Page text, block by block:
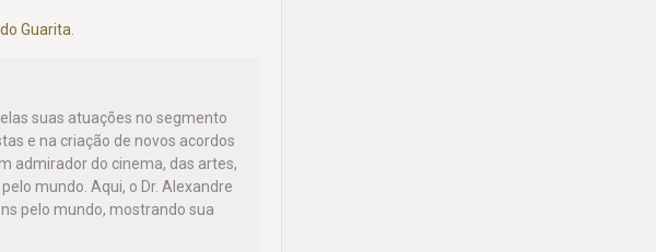
Guarita
suas atuações no segmento
e na criação de novos acordos
admirador do cinema, das artes,
mundo. Aqui, o Dr. Alexandre
pelo mundo, mostrando sua